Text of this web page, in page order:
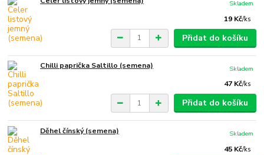
19 Kč/ks
Skladem
Přidat do košíku
Chilli paprička Saltillo (semena)
47 Kč/ks
Skladem
Přidat do košíku
Děhel čínský (semena)
45 Kč/ks
Skladem